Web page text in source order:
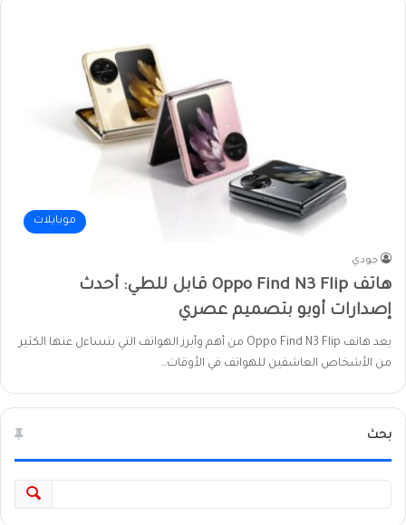
موبايلات
جودي
هاتف Oppo Find N3 Flip قابل للطي: أحدث
إصدارات أوبو بتصميم عصري
يعد هاتف Oppo Find N3 Flip من أهم وأبرز الهواتف التي يتساءل عنها الكثير
من الأشخاص العاشقين للهواتف في الأوقات…
بحث